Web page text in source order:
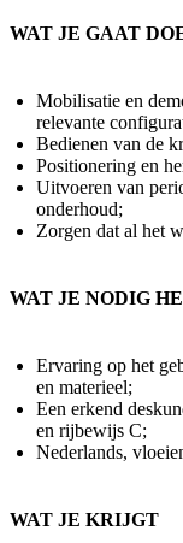
WAT JE GAAT
Mobilisatie en
relevante
Bedienen van de
Positionering en
Uitvoeren van
onderhoud;
Zorgen dat al het
WAT JE NODIG
Ervaring op het
en materieel;
Een erkend
en rijbewijs C;
Nederlands,
WAT JE KRIJGT